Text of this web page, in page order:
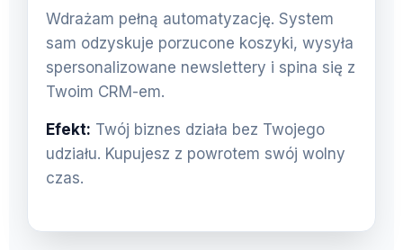
Wdrażam pełną automatyzację. System
sam odzyskuje porzucone koszyki, wysyła
spersonalizowane newslettery i spina się z
Twoim CRM-em.
Efekt: Twój biznes działa bez Twojego
udziału. Kupujesz z powrotem swój wolny
czas.